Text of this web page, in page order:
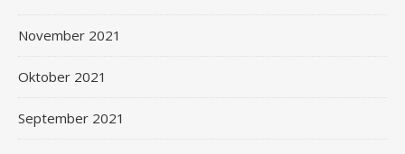
November 2021
Oktober 2021
September 2021